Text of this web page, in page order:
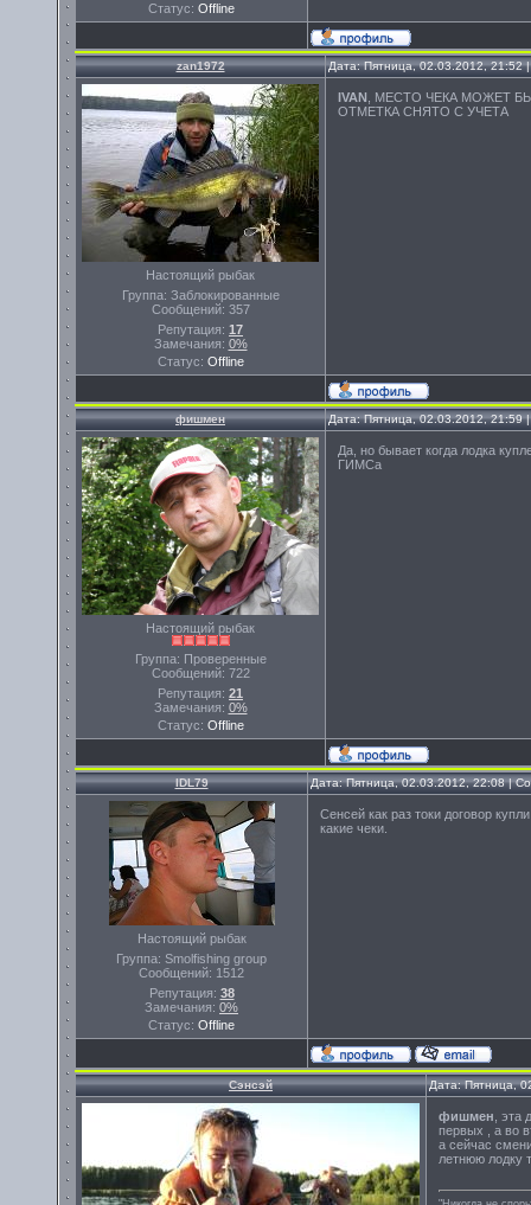
Статус: Offline
zan1972 Дата: Пятница, 02.03.2012,
Настоящий рыбак
Группа: Заблокированные
Сообщений: 357
Репутация: 17
Замечания: 0%
Статус: Offline
IVAN , МЕСТО ЧЕКА МОЖЕТ
ОТМЕТКА СНЯТО С УЧЕТА
фишмен Дата: Пятница, 02.03.2012,
Настоящий рыбак
Группа: Проверенные
Сообщений: 722
Репутация: 21
Замечания: 0%
Статус: Offline
Да, но бывает когда лодка
ГИМСа
IDL79 Дата: Пятница, 02.03.2012, 22:08 |
Настоящий рыбак
Группа: Smolfishing group
Сообщений: 1512
Репутация: 38
Замечания: 0%
Статус: Offline
Сенсей как раз токи договор
какие чеки.
Сэнсэй Дата: Пятница,
фишмен ,
первых , а во
а сейчас
летнюю лодку